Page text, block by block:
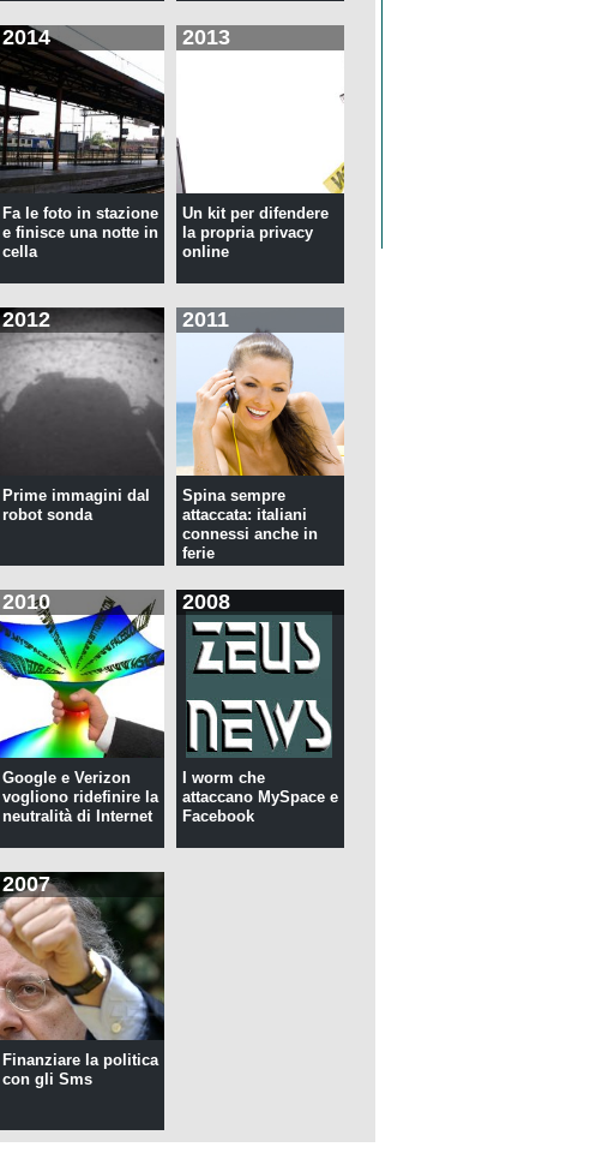
2014
Fa le foto in stazione
e finisce una notte in
cella
2013
Un kit per difendere
la propria privacy
online
2012
Prime immagini dal
robot sonda
2011
Spina sempre
attaccata: italiani
connessi anche in
ferie
2010
Google e Verizon
vogliono ridefinire la
neutralità di Internet
2008
I worm che
attaccano MySpace e
Facebook
2007
Finanziare la politica
con gli Sms